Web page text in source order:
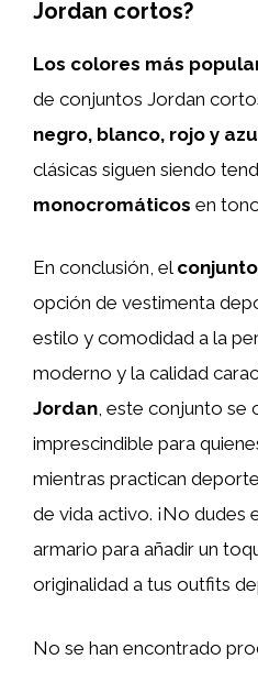
Jordan cortos?
Los colores más
de conjuntos Jordan
negro, blanco, rojo y
clásicas siguen siendo
monocromáticos en
En conclusión, el
opción de vestimenta
estilo y comodidad a la
moderno y la calidad
Jordan, este conjunto se
imprescindible para
mientras practican
de vida activo. ¡No dudes
armario para añadir un
originalidad a tus outfits
No se han encontrado